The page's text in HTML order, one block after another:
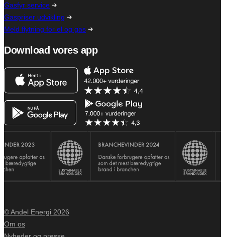
Gasfyr service
Gaspriser udvikling
Meld flytning for el og gas
Download vores app
© Andel Energi 2026
Om os